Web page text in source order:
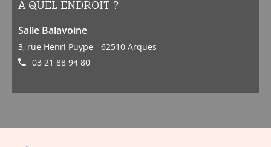
À QUEL ENDROIT ?
Salle Balavoine
3, rue Henri Puype - 62510 Arques
03 21 88 94 80